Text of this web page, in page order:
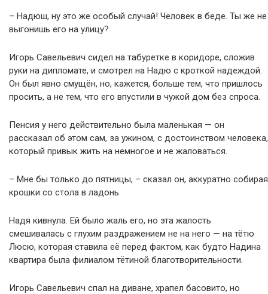
– Надюш, ну это же особый случай! Человек в беде. Ты же не
выгонишь его на улицу?
Игорь Савельевич сидел на табуретке в коридоре, сложив
руки на дипломате, и смотрел на Надю с кроткой надеждой.
Он был явно смущён, но, кажется, больше тем, что пришлось
просить, а не тем, что его впустили в чужой дом без спроса.
Пенсия у него действительно была маленькая — он
рассказал об этом сам, за ужином, с достоинством человека,
который привык жить на немногое и не жаловаться.
– Мне бы только до пятницы, – сказал он, аккуратно собирая
крошки со стола в ладонь.
Надя кивнула. Ей было жаль его, но эта жалость
смешивалась с глухим раздражением не на него — на тётю
Люсю, которая ставила её перед фактом, как будто Надина
квартира была филиалом тётиной благотворительности.
Игорь Савельевич спал на диване, храпел басовито, но